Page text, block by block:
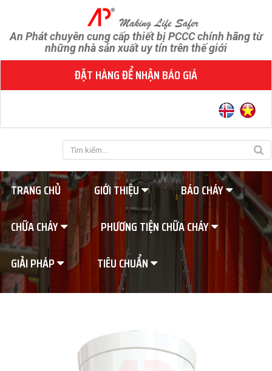
An Phát chuyên cung cấp thiết bị PCCC chính hãng từ
những nhà sản xuất uy tín trên thế giới
ĐẶT HÀNG ĐỂ NHẬN BÁO GIÁ
TRANG CHỦ GIỚI THIỆU
BÁO CHÁY
CHỮA CHÁY
PHƯƠNG TIỆN CHỮA CHÁY
GIẢI PHÁP
TIÊU CHUẨN